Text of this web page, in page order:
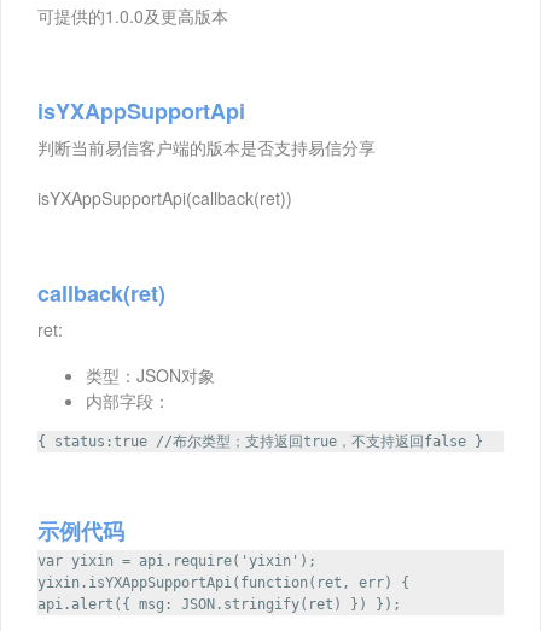
可提供的1.0.0及更高版本
isYXAppSupportApi
判断当前易信客户端的版本是否支持易信分享
isYXAppSupportApi(callback(ret))
callback(ret)
ret:
类型：JSON对象
内部字段：
{ status:true //布尔类型；支持返回true，不支持返回false }
示例代码
var yixin = api.require('yixin');
yixin.isYXAppSupportApi(function(ret, err) {
api.alert({ msg: JSON.stringify(ret) }) });